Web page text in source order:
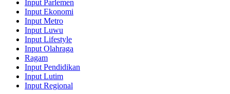
Input Parlemen
Input Ekonomi
Input Metro
Input Luwu
Input Lifestyle
Input Olahraga
Ragam
Input Pendidikan
Input Lutim
Input Regional